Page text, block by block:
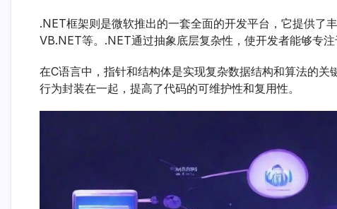
.NET框架则是微软推出的一套全面的开发平台，它提供了
VB.NET等。.NET通过抽象底层复杂性，使开发者能够专注
在C语言中，指针和结构体是实现复杂数据结构和算法的
行为封装在一起，提高了代码的可维护性和复用性。